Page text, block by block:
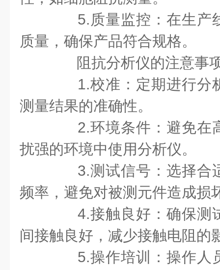
5.质量监控：在生产
质量，确保产品符合规格。
阻抗分析仪的注意事
1.校准：定期进行分
测量结果的准确性。
2.环境条件：避免在
扰强的环境中使用分析仪。
3.测试信号：选择合
频率，避免对被测元件造成损
4.接触良好：确保测
间接触良好，减少接触电阻的
5.操作培训：操作人